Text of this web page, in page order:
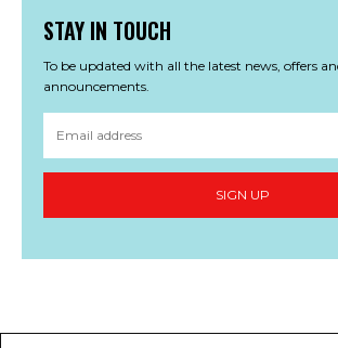
STAY IN TOUCH
To be updated with all the latest news, offers
announcements.
SIGN UP